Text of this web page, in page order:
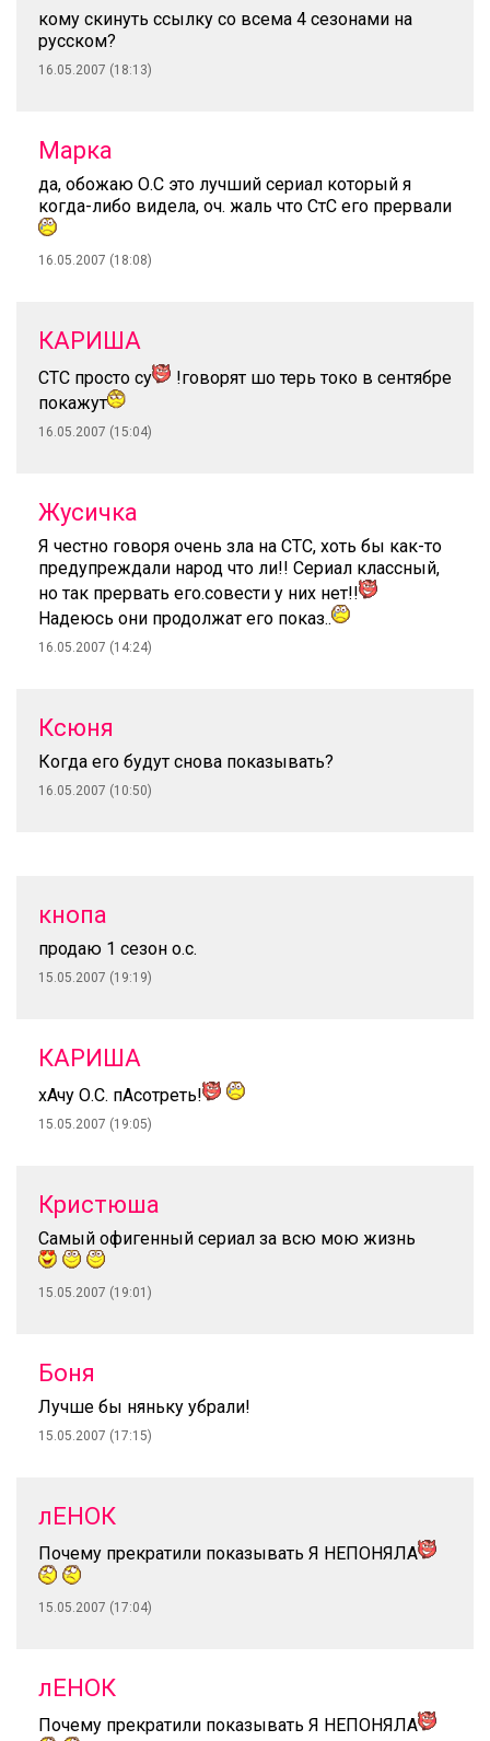
кому скинуть ссылку со всема 4 сезонами на
русском?
16.05.2007 (18:13)
Марка
да, обожаю О.С это лучший сериал который я
когда-либо видела, оч. жаль что СтС его прервали
16.05.2007 (18:08)
КАРИША
СТС просто су
!говорят шо терь токо в сентябре
покажут
16.05.2007 (15:04)
Жусичка
Я честно говоря очень зла на СТС, хоть бы как-то
предупреждали народ что ли!! Сериал классный,
но так прервать его.совести у них нет!!
Надеюсь они продолжат его показ..
16.05.2007 (14:24)
Ксюня
Когда его будут снова показывать?
16.05.2007 (10:50)
кнопа
продаю 1 сезон о.с.
15.05.2007 (19:19)
КАРИША
хАчу О.С. пАсотреть!
15.05.2007 (19:05)
Кристюша
Самый офигенный сериал за всю мою жизнь
15.05.2007 (19:01)
Боня
Лучше бы няньку убрали!
15.05.2007 (17:15)
лЕНОК
Почему прекратили показывать Я НЕПОНЯЛА
15.05.2007 (17:04)
лЕНОК
Почему прекратили показывать Я НЕПОНЯЛА